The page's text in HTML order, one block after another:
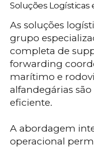
Soluções Logísticas
As soluções
grupo
completa de
forwarding
marítimo e
alfandegárias
eficiente.
A abordagem
operacional